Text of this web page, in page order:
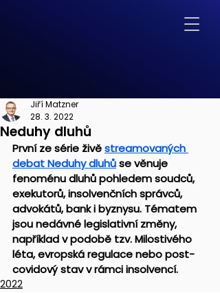
Neduhy dluhů
Jiří Matzner
28. 3. 2022
První ze série živě streamovaných
debat Neduhy dluhů se věnuje
fenoménu dluhů pohledem soudců,
exekutorů, insolvenčních správců,
advokátů, bank i byznysu. Tématem
jsou nedávné legislativní změny,
například v podobě tzv. Milostivého
léta, evropská regulace nebo post-
covidový stav v rámci insolvencí.
2022